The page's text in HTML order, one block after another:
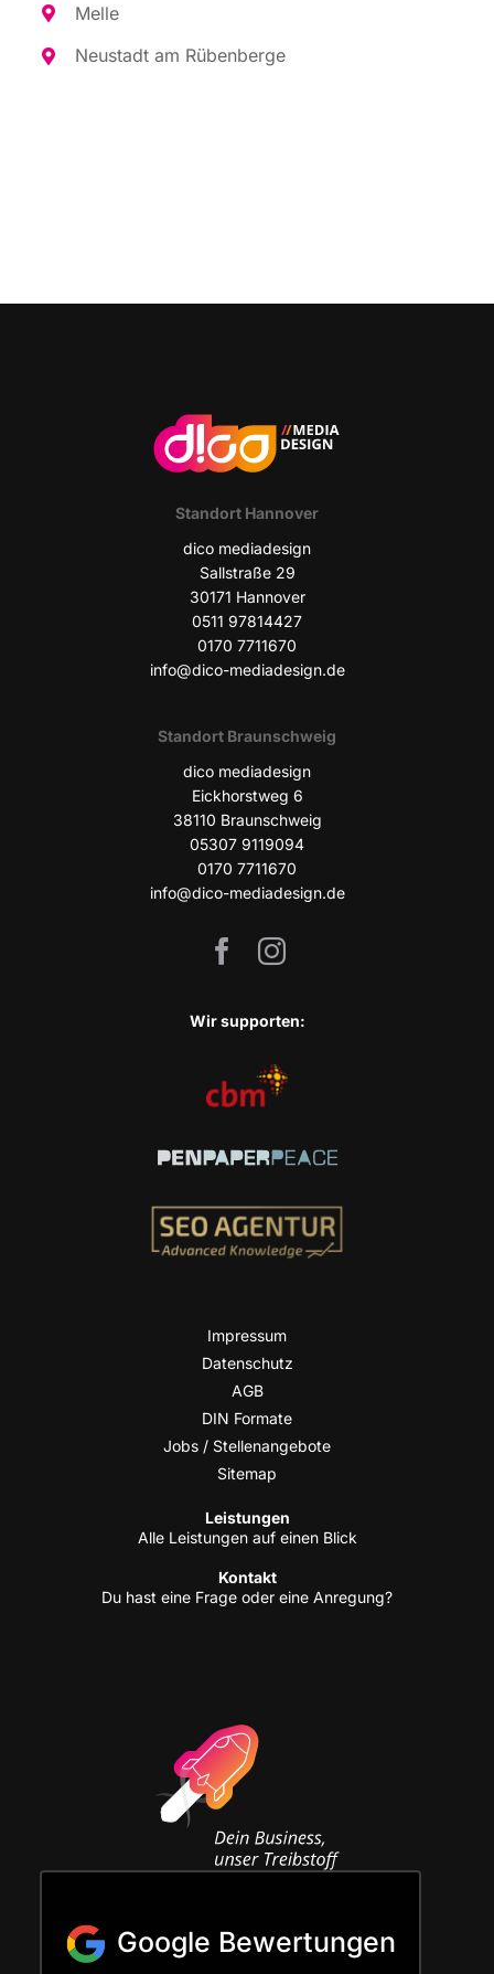
Mel­le
Neu­stadt am Rübenberge
Stand­ort Hannover
dico media­de­sign
Sall­stra­ße 29
30171 Han­no­ver
0511 97814427
0170 7711670
info@dico-mediadesign.de
Stand­ort Braunschweig
dico media­de­sign
Eick­horst­weg 6
38110 Braun­schweig
05307 9119094
0170 7711670
info@dico-mediadesign.de
Wir sup­port­en:
Impres­sum
Daten­schutz
AGB
DIN For­ma­te
Jobs / Stellenangebote
Site­map
Leis­tun­gen
Alle Leis­tun­gen auf einen Blick
Kon­takt
Du hast eine Fra­ge oder eine Anregung?
Google Bewertungen